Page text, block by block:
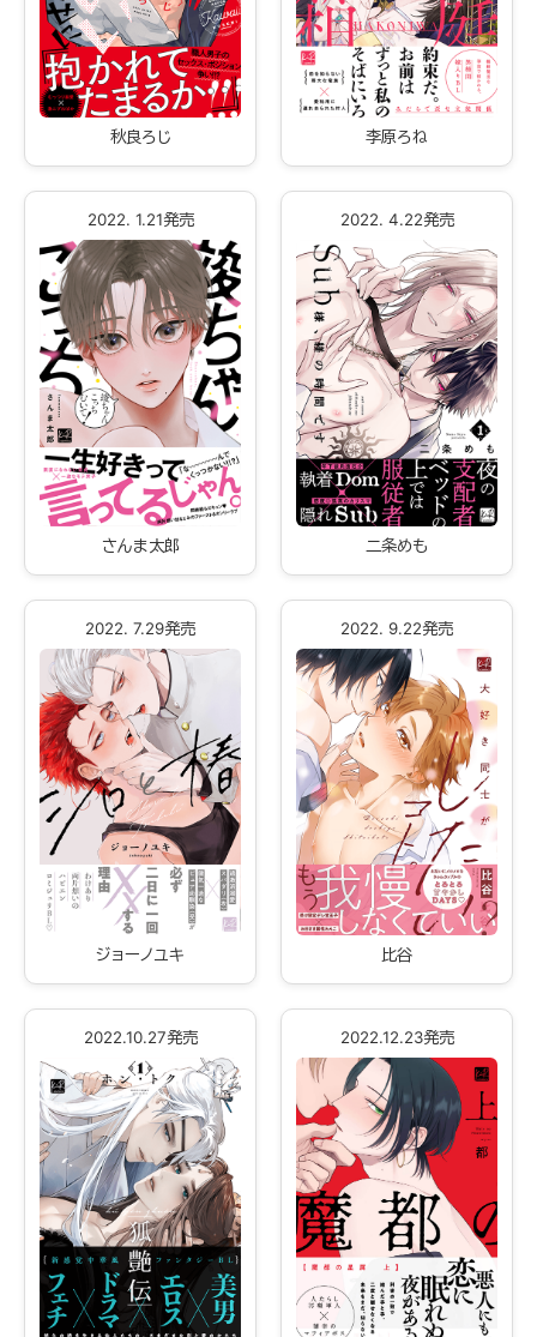
秋良ろじ 李原ろね
2022. 1.21発売
さんま太郎
2022. 4.22発売
二条めも
2022. 7.29発売
ジョーノユキ
2022. 9.22発売
比谷
2022.10.27発売 2022.12.23発売